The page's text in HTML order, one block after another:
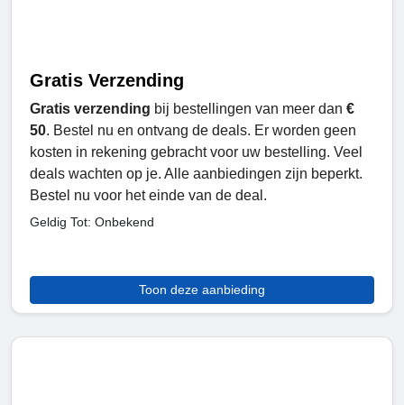
Gratis Verzending
Gratis verzending bij bestellingen van meer dan €
50. Bestel nu en ontvang de deals. Er worden geen
kosten in rekening gebracht voor uw bestelling. Veel
deals wachten op je. Alle aanbiedingen zijn beperkt.
Bestel nu voor het einde van de deal.
Geldig Tot: Onbekend
Toon deze aanbieding